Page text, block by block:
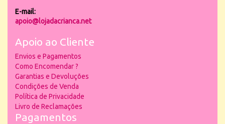
E-mail:
apoio@lojadacrianca.net
Apoio ao Cliente
Envios e Pagamentos
Como Encomendar ?
Garantias e Devoluções
Condições de Venda
Política de Privacidade
Livro de Reclamações
Pagamentos